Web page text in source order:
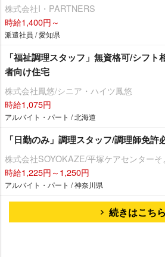
株式会社I・PARTNERS
時給1,400円～
派遣社員 / 愛知県
「福祉調理スタッフ」無資格可/シフ
者向け住宅
株式会社鳳悠/シニア・ハイツ鳳悠
時給1,075円
アルバイト・パート / 北海道
「日勤のみ」調理スタッフ/調理師免許
株式会社SOYOKAZE/平塚ケアセンターそ
時給1,225円～1,250円
アルバイト・パート / 神奈川県
続きはこちら